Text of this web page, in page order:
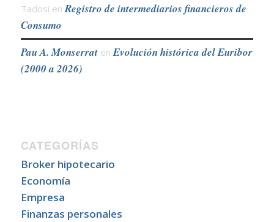
Tadosi en Registro de intermediarios financieros de
Consumo
Pau A. Monserraten Evolución histórica del Euribor
(2000 a 2026)
CATEGORÍAS
Broker hipotecario
Economía
Empresa
Finanzas personales